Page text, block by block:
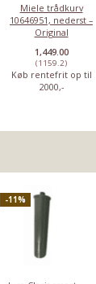
Miele trådkurv
10646951, nederst –
Original
1,449.00
(1159.2)
Køb rentefrit op til
2000,-
-11%